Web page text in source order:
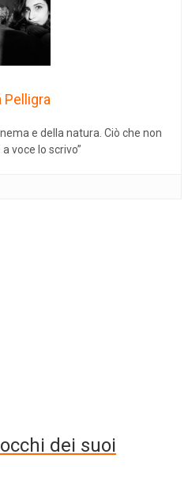
Pelligra
e della natura. Ciò che non
voce lo scrivo”
dei suoi